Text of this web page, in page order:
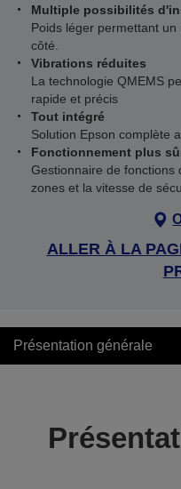
Multiple possibilités
Poids léger permettant
côté.
Vibrations réduites
La technologie QMEMS
rapide et précis
Tout intégré
Solution Epson complète
Fonctionnement plus
Gestionnaire de fonctions
zones et la vitesse de
ALLER À LA
Présentation générale